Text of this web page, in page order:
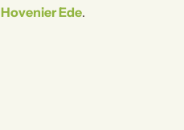
Hovenier Ede.